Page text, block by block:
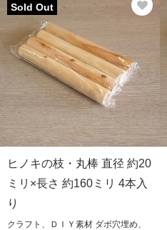
Sold Out
ヒノキの枝・丸棒 直径 約20
ミリ×長さ 約160ミリ 4本入
り
クラフト、ＤＩＹ素材 ダボ穴埋め、